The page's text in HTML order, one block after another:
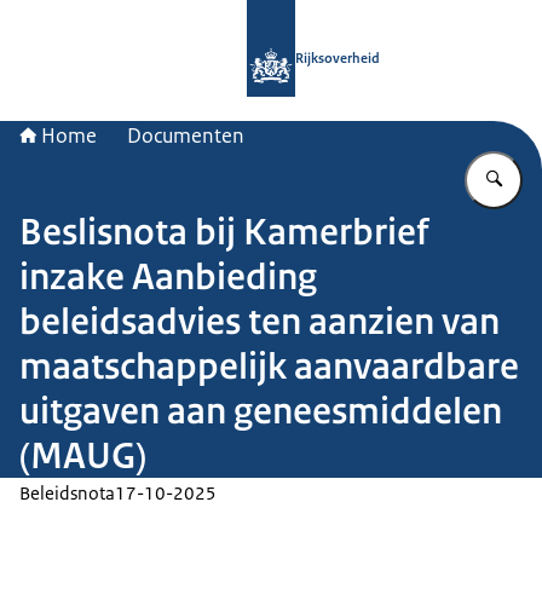
Rijksoverheid
Home Documenten
Beslisnota bij Kamerbrief
inzake Aanbieding
beleidsadvies ten aanzien van
maatschappelijk aanvaardbare
uitgaven aan geneesmiddelen
(MAUG)
Beleidsnota17-10-2025